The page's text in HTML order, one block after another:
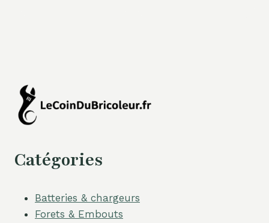
Catégories
Batteries & chargeurs
Forets & Embouts